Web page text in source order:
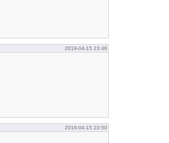
2019-04-15 23:46
2019-04-15 23:50